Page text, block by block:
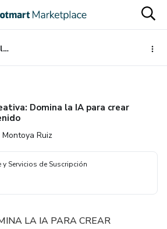
IA Creativa: Domina la IA para crear contenido
Domina la IA para crear
Ruiz
Servicios de Suscripción
LA IA PARA CREAR